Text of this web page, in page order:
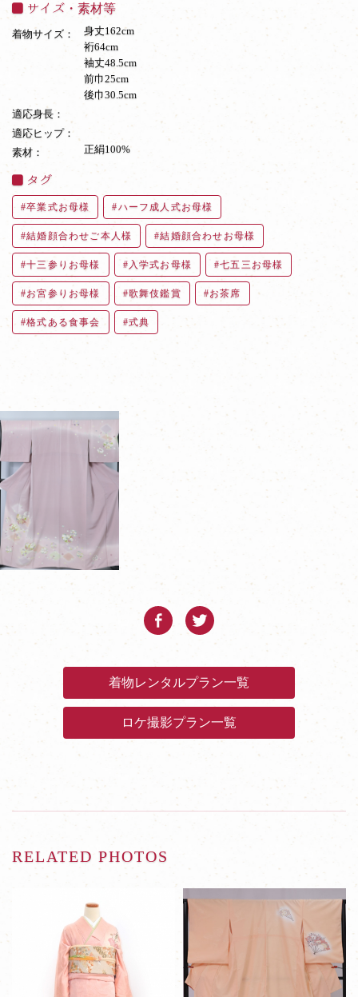
サイズ・素材等
着物サイズ：
身丈162cm
裄64cm
袖丈48.5cm
前巾25cm
後巾30.5cm
適応身長：
適応ヒップ：
素材：
正絹100%
タグ
卒業式お母様 ハーフ成人式お母様
結婚顔合わせご本人様 結婚顔合わせお母様
十三参りお母様 入学式お母様 七五三お母様
お宮参りお母様 歌舞伎鑑賞 お茶席
格式ある食事会 式典
着物レンタルプラン一覧
ロケ撮影プラン一覧
RELATED PHOTOS